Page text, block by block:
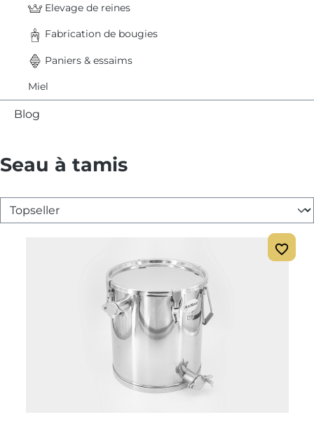
Elevage de reines
Fabrication de bougies
Paniers & essaims
Miel
Blog
Seau à tamis